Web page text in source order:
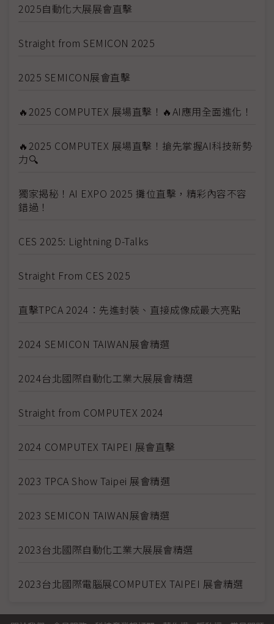
2025自動化大展展會直擊
Straight from SEMICON 2025
2025 SEMICON展會直擊
🔥2025 COMPUTEX 展場直擊！🔥AI應用全面進化！
🔥2025 COMPUTEX 展場直擊！搶先掌握AI科技新勢
力🔍
獨家揭秘！AI EXPO 2025 攤位直擊，精彩內容不容
錯過！
CES 2025: Lightning D-Talks
Straight From CES 2025
直擊TPCA 2024：先進封裝、直接成像成最大亮點
2024 SEMICON TAIWAN展會精選
2024台北國際自動化工業大展展會精選
Straight from COMPUTEX 2024
2024 COMPUTEX TAIPEI 展會直擊
2023 TPCA Show Taipei 展會精選
2023 SEMICON TAIWAN展會精選
2023台北國際自動化工業大展展會精選
2023台北國際電腦展COMPUTEX TAIPEI 展會精選